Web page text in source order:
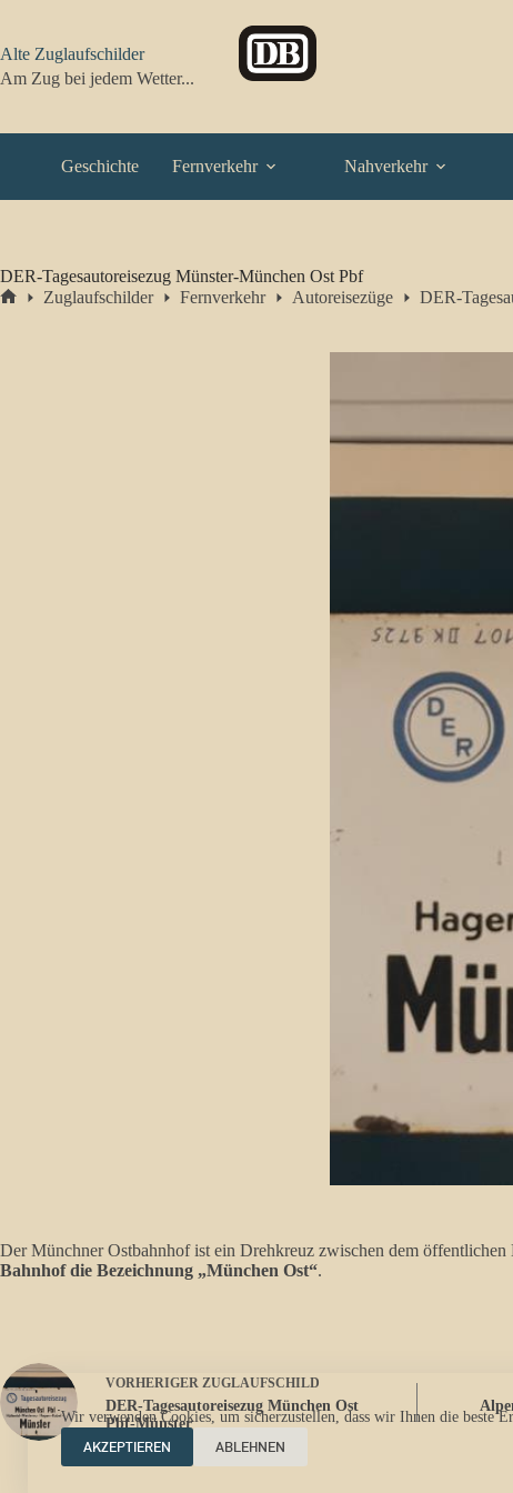
springen
Wir verwenden Cookies, um sicherzustellen, dass wir Ihnen die beste
AKZEPTIEREN
ABLEHNEN
Alte Zuglaufschilder
Am Zug bei jedem Wetter...
Geschichte Fernverkehr Nahverkehr
DER-Tagesautoreisezug Münster-München Ost Pbf
Zuglaufschilder Fernverkehr Autoreisezüge DER-
Der Münchner Ostbahnhof ist ein Drehkreuz zwischen dem
Bahnhof die Bezeichnung „München Ost“.
VORHERIGER ZUGLAUFSCHILD
DER-Tagesautoreisezug München Ost
Pbf-Münster